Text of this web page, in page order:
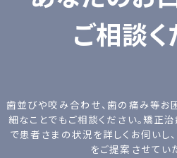
ご相談
歯並びや咬み合わせ、歯の痛み等お
細なことでもご相談ください。矯正
で患者さまの状況を詳しくお伺いし
をご提案させてい